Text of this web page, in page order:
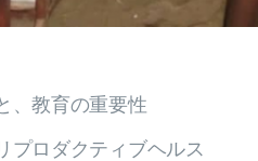
、教育の重要性
プロダクティブヘルス